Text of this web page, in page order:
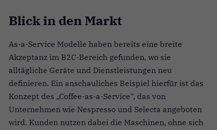
Blick in den Markt
As-a-Service Modelle haben bereits eine breite
Akzeptanz im B2C-Bereich gefunden, wo sie
alltägliche Geräte und Dienstleistungen neu
definieren. Ein anschauliches Beispiel hierfür ist das
Konzept des „Coffee-as-a-Service“, das von
Unternehmen wie Nespresso und Selecta angeboten
wird. Kunden nutzen dabei die Maschinen, ohne sich